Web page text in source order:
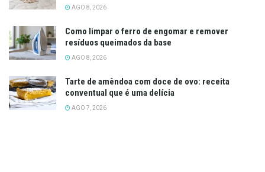
AGO 8, 2026
Como limpar o ferro de engomar e remover
resíduos queimados da base
AGO 8, 2026
Tarte de amêndoa com doce de ovo: receita
conventual que é uma delícia
AGO 7, 2026